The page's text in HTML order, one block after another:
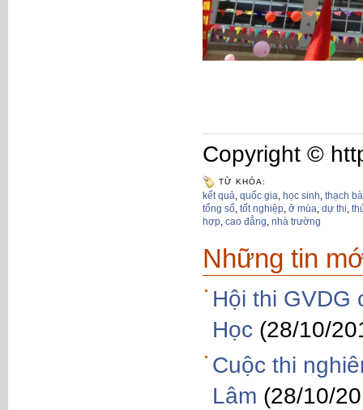
Copyright ©
TỪ KHÓA:
kết quả, quốc gia, học sinh, thạch
tổng số, tốt nghiệp, ở mùa, dự thi,
hợp, cao đẳng, nhà trường
Những tin
Hội thi GVDG
Học (28/10/
Cuộc thi
Lâm (28/10/